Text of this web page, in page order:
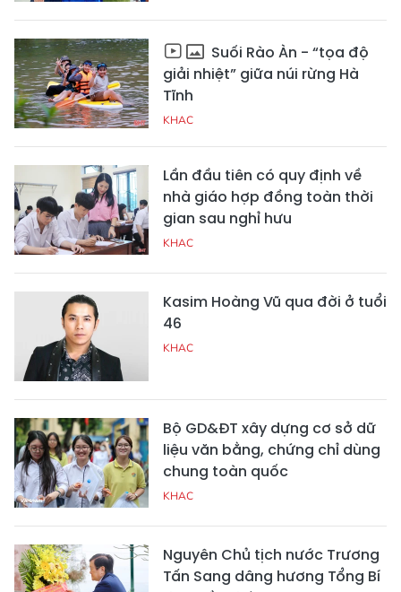
Suối Rào Àn - “tọa độ
giải nhiệt” giữa núi rừng Hà
Tĩnh
KHAC
Lần đầu tiên có quy định về
nhà giáo hợp đồng toàn thời
gian sau nghỉ hưu
KHAC
Kasim Hoàng Vũ qua đời ở tuổi
46
KHAC
Bộ GD&ĐT xây dựng cơ sở dữ
liệu văn bằng, chứng chỉ dùng
chung toàn quốc
KHAC
Nguyên Chủ tịch nước Trương
Tấn Sang dâng hương Tổng Bí